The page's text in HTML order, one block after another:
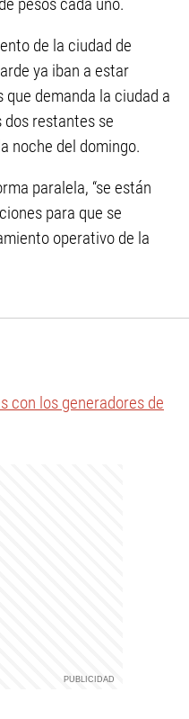
pesos cada uno.
de la ciudad de
ya iban a estar
demanda la ciudad a
restantes se
noche del domingo.
paralela, “se están
para que se
operativo de la
con los generadores de